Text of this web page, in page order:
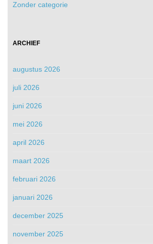
Zonder categorie
ARCHIEF
augustus 2026
juli 2026
juni 2026
mei 2026
april 2026
maart 2026
februari 2026
januari 2026
december 2025
november 2025